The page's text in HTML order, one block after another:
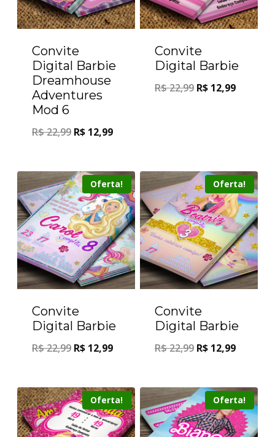
Convite
Digital Barbie
Dreamhouse
Adventures
Mod 6
R$22,99 R$ 12,99
Convite
Digital Barbie
R$22,99 R$ 12,99
Oferta!
Convite
Digital Barbie
R$22,99 R$ 12,99
Oferta!
Convite
Digital Barbie
R$22,99 R$ 12,99
Oferta! Oferta!